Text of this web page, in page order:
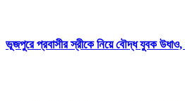
ভূজপুরে প্রবাসীর স্রীকে নিয়ে বৌদ্ধ যুবক উধাও,